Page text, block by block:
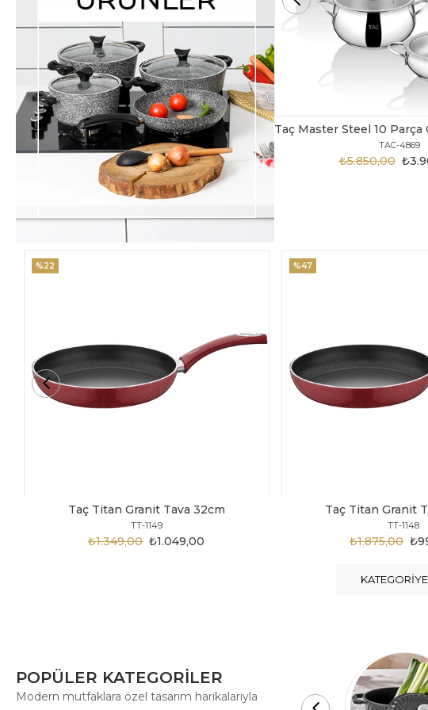
TAC-4869
₺3.900,00
₺5.850,00
TAC-3817
₺4.350,00
Taç Titan Granit Tava 30cm
TT-1148
₺999,00
₺1.875,00
%47
Taç Titan Granit
TT-1147
₺1.154,00
%18
POPÜLER KATEGORİLER
Modern mutfaklara özel tasarım harikalarıyla